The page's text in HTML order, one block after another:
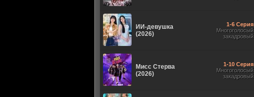
ИИ-девушка
(2026)
1-6 Серия
Многоголосый
закадровый
Мисс Стерва
(2026)
1-10 Серия
Многоголосый
закадровый